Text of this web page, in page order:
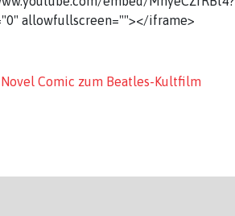
allowfullscreen=""></iframe>
Comic zum Beatles-Kultfilm